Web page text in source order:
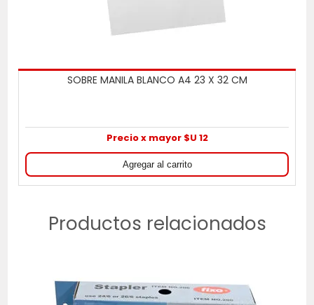
SOBRE MANILA BLANCO A4 23 X 32 CM
Precio x mayor $U 12
Productos relacionados